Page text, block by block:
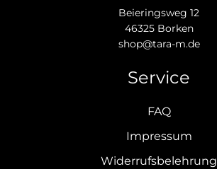
Beieringsweg 12
46325 Borken
shop@tara-m.de
Service
FAQ
Impressum
Widerrufsbelehrung